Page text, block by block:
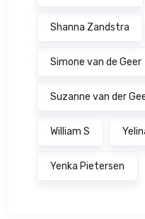
Shanna Zandstra
Simone van de Geer
Suzanne van der
William S
Yenka Pietersen